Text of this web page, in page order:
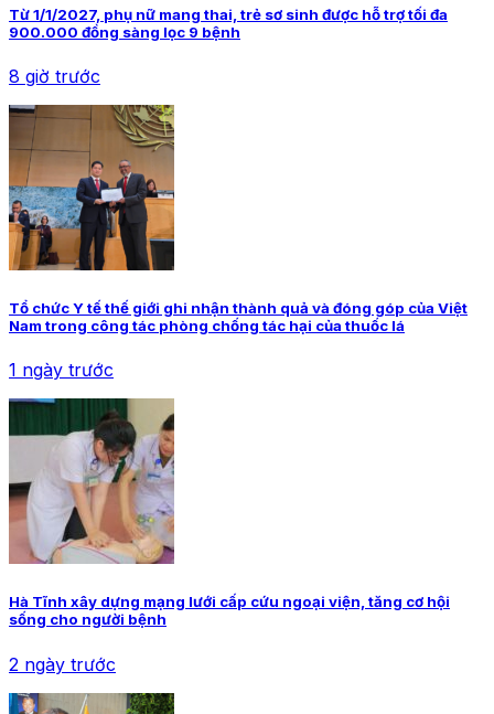
Từ 1/1/2027, phụ nữ mang thai, trẻ sơ sinh được hỗ trợ tối đa
900.000 đồng sàng lọc 9 bệnh
8 giờ trước
Tổ chức Y tế thế giới ghi nhận thành quả và đóng góp của Việt
Nam trong công tác phòng chống tác hại của thuốc lá
1 ngày trước
Hà Tĩnh xây dựng mạng lưới cấp cứu ngoại viện, tăng cơ hội
sống cho người bệnh
2 ngày trước